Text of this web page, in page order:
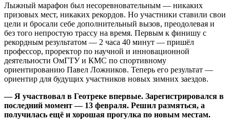
Лыжный марафон был несоревновательным — никаких
призовых мест, никаких рекордов. Но участники ставили свои
цели и бросали себе дополнительный вызов, преодолевая и
без того непростую трассу на время. Первым к финишу с
рекордным результатом — 2 часа 40 минут — пришёл
профессор, проректор по научной и инновационной
деятельности ОмГТУ и КМС по спортивному
ориентированию Павел Ложников. Теперь его результат —
ориентир для будущих участников новых зимних заездов.
— Я участвовал в Геотреке впервые. Зарегистрировался в
последний момент — 13 февраля. Решил размяться, а
получилась ещё и хорошая прогулка по новым местам.